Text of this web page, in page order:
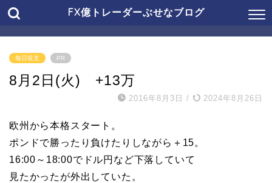
FX億トレーダーぶせなブログ
毎日収支 PR
8月2日(火) +13万
2016年8月3日 / 2024年8月26日
欧州から本格スタート。
ポンドで勝ったり負けたりしながら＋15。
16:00～18:00でドル円など下落していて
見たかったが外出していた。